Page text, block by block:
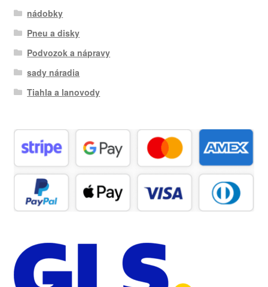
nádobky
Pneu a disky
Podvozok a nápravy
sady náradia
Tiahla a lanovody